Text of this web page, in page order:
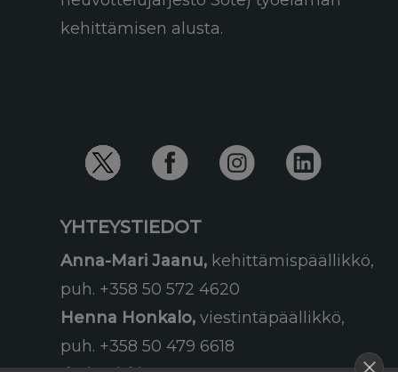
kehittämisen alusta.
YHTEYSTIEDOT
Anna-Mari Jaanu, kehittämispäällikkö,
puh. +358 50 572 4620
Henna Honkalo, viestintäpäällikkö,
puh. +358 50 479 6618